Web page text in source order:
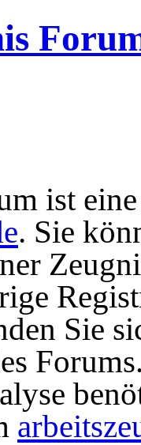
ist
. Sie
Sie